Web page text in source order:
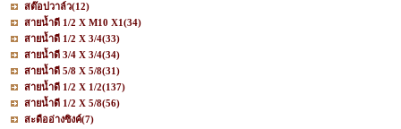
สต๊อปวาล์ว(12)
สายน้ำดี 1/2 X M10 X1(34)
สายน้ำดี 1/2 X 3/4(33)
สายน้ำดี 3/4 X 3/4(34)
สายน้ำดี 5/8 X 5/8(31)
สายน้ำดี 1/2 X 1/2(137)
สายน้ำดี 1/2 X 5/8(56)
สะดืออ่างซิงค์(7)